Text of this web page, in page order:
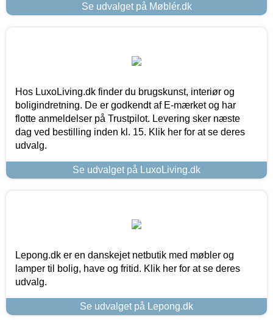
Se udvalget på Møblér.dk
Hos LuxoLiving.dk finder du brugskunst, interiør og
boligindretning. De er godkendt af E-mærket og har
flotte anmeldelser på Trustpilot. Levering sker næste
dag ved bestilling inden kl. 15. Klik her for at se deres
udvalg.
Se udvalget på LuxoLiving.dk
Lepong.dk er en danskejet netbutik med møbler og
lamper til bolig, have og fritid. Klik her for at se deres
udvalg.
Se udvalget på Lepong.dk